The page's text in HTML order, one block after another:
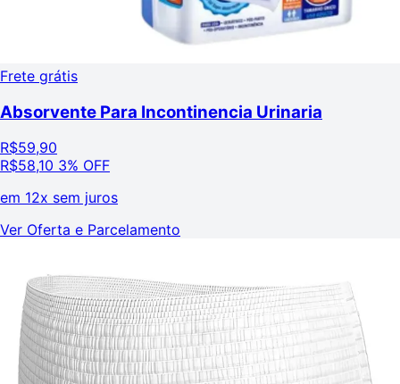
Frete grátis
Absorvente Para Incontinencia Urinaria
R$59,90
R$58,10 3% OFF
em 12x sem juros
Ver Oferta e Parcelamento